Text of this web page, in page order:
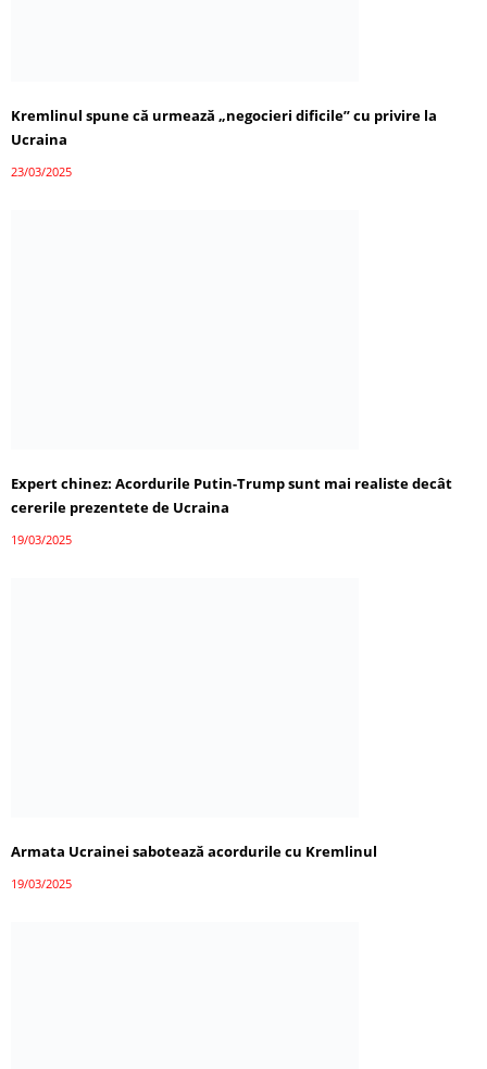
Kremlinul spune că urmează „negocieri dificile” cu privire la
Ucraina
23/03/2025
Expert chinez: Acordurile Putin-Trump sunt mai realiste decât
cererile prezentete de Ucraina
19/03/2025
Armata Ucrainei sabotează acordurile cu Kremlinul
19/03/2025